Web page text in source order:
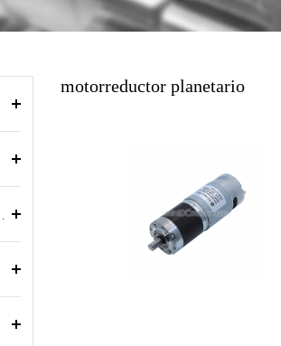
motorreductor planetario